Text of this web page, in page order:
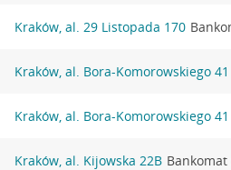
Kraków, al. 29 Listopada 170
Kraków, al. Bora-Komorowskiego 41
Kraków, al. Bora-Komorowskiego 41
Kraków, al. Kijowska 22B